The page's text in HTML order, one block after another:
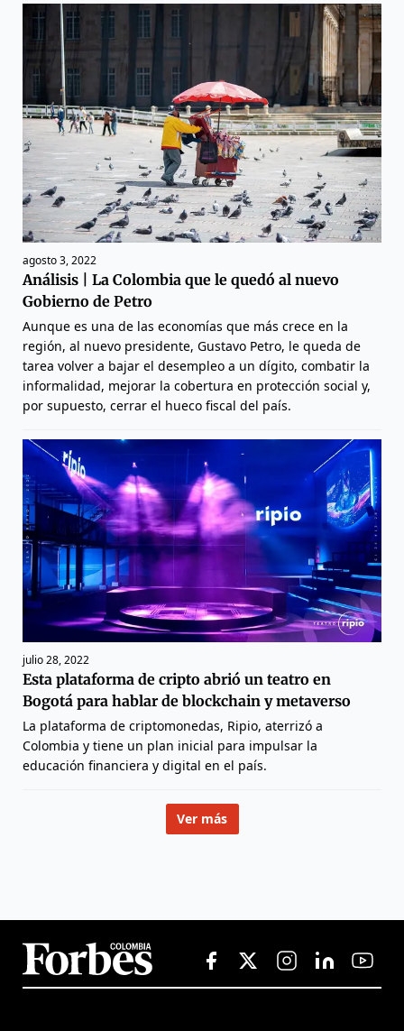
agosto 3, 2022
Análisis | La Colombia que le quedó al nuevo
Gobierno de Petro
Aunque es una de las economías que más crece en la
región, al nuevo presidente, Gustavo Petro, le queda de
tarea volver a bajar el desempleo a un dígito, combatir la
informalidad, mejorar la cobertura en protección social y,
por supuesto, cerrar el hueco fiscal del país.
julio 28, 2022
Esta plataforma de cripto abrió un teatro en
Bogotá para hablar de blockchain y metaverso
La plataforma de criptomonedas, Ripio, aterrizó a
Colombia y tiene un plan inicial para impulsar la
educación financiera y digital en el país.
Ver más